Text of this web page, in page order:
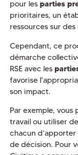
pour les parties
prioritaires, un
ressources sur
Cependant, ce
démarche
RSE avec les
favorise
son impact.
Par exemple, vous
travail ou utiliser
chacun
de décision. Pour